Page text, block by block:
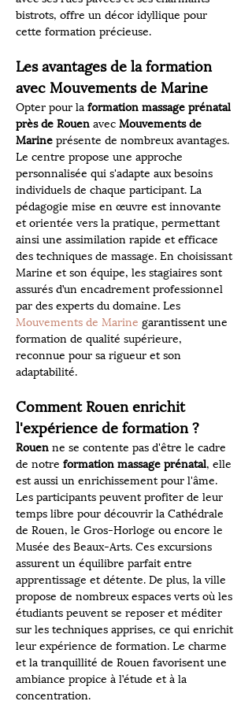
bistrots, offre un décor idyllique pour
cette formation précieuse.
Les avantages de la formation
avec Mouvements de Marine
Opter pour la formation massage prénatal
près de Rouen avec Mouvements de
Marine présente de nombreux avantages.
Le centre propose une approche
personnalisée qui s'adapte aux besoins
individuels de chaque participant. La
pédagogie mise en œuvre est innovante
et orientée vers la pratique, permettant
ainsi une assimilation rapide et efficace
des techniques de massage. En choisissant
Marine et son équipe, les stagiaires sont
assurés d’un encadrement professionnel
par des experts du domaine. Les
Mouvements de Marine garantissent une
formation de qualité supérieure,
reconnue pour sa rigueur et son
adaptabilité.
Comment Rouen enrichit
l'expérience de formation ?
Rouen ne se contente pas d'être le cadre
de notre formation massage prénatal, elle
est aussi un enrichissement pour l'âme.
Les participants peuvent profiter de leur
temps libre pour découvrir la Cathédrale
de Rouen, le Gros-Horloge ou encore le
Musée des Beaux-Arts. Ces excursions
assurent un équilibre parfait entre
apprentissage et détente. De plus, la ville
propose de nombreux espaces verts où les
étudiants peuvent se reposer et méditer
sur les techniques apprises, ce qui enrichit
leur expérience de formation. Le charme
et la tranquillité de Rouen favorisent une
ambiance propice à l’étude et à la
concentration.